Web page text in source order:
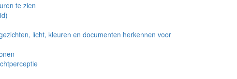
te zien
licht, kleuren en documenten herkennen voor